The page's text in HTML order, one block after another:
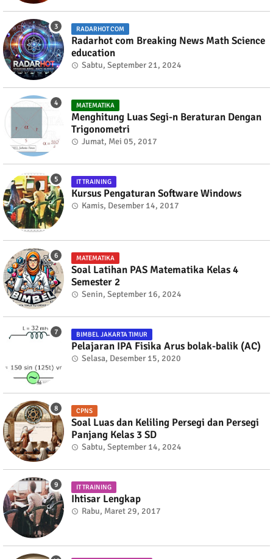
RADARHOT COM
Radarhot com Breaking News Math Science
education
Sabtu, September 21, 2024
MATEMATIKA
Menghitung Luas Segi-n Beraturan Dengan
Trigonometri
Jumat, Mei 05, 2017
IT TRAINING
Kursus Pengaturan Software Windows
Kamis, Desember 14, 2017
MATEMATIKA
Soal Latihan PAS Matematika Kelas 4
Semester 2
Senin, September 16, 2024
BIMBEL JAKARTA TIMUR
Pelajaran IPA Fisika Arus bolak-balik (AC)
Selasa, Desember 15, 2020
CPNS
Soal Luas dan Keliling Persegi dan Persegi
Panjang Kelas 3 SD
Sabtu, September 14, 2024
IT TRAINING
Ihtisar Lengkap
Rabu, Maret 29, 2017